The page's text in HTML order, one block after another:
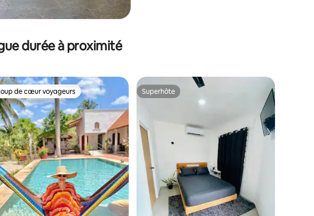
durée à proximité
de cœur voyageurs
de cœur voyageurs Superhôte
Superhôte